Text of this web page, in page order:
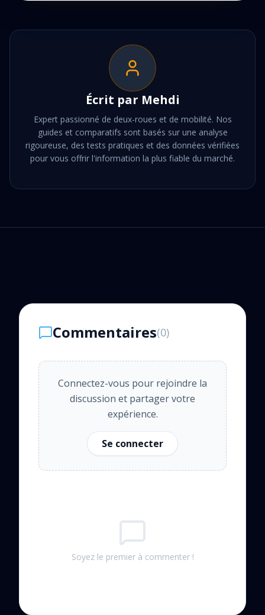
Écrit par Mehdi
Expert passionné de deux-roues et de mobilité. Nos
guides et comparatifs sont basés sur une analyse
rigoureuse, des tests pratiques et des données vérifiées
pour vous offrir l'information la plus fiable du marché.
Commentaires(0)
Connectez-vous pour rejoindre la
discussion et partager votre
expérience.
Se connecter
Soyez le premier à commenter !